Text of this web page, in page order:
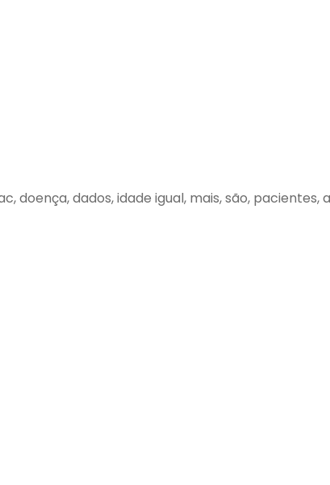
doença, dados, idade igual, mais, são,